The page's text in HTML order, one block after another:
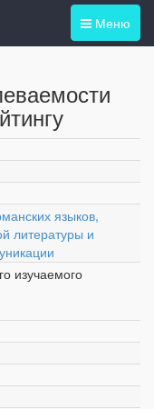
Меню
языков,
литературы и
изучаемого